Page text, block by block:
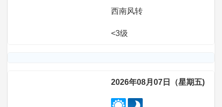
西南风转
<3级
2026年08月07日（星期五)